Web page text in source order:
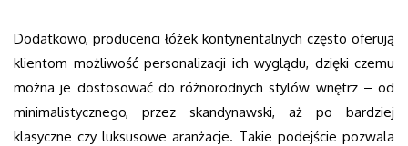
Dodatkowo, producenci łóżek kontynentalnych często oferują
klientom możliwość personalizacji ich wyglądu, dzięki czemu
można je dostosować do różnorodnych stylów wnętrz – od
minimalistycznego, przez skandynawski, aż po bardziej
klasyczne czy luksusowe aranżacje. Takie podejście pozwala